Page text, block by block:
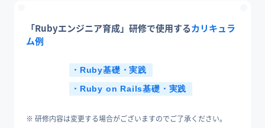
「Rubyエンジニア育成」研修で使用するカリキュラ
ム例
Ruby基礎・実践
Ruby on Rails基礎・実践
研修内容は変更する場合がございますのでご了承ください。